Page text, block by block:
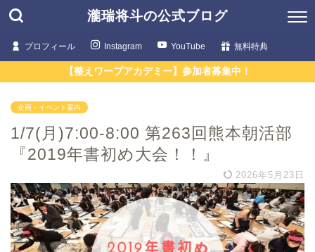
瀧瑞将斗の公式ブログ
プロフィール Instagram YouTube 無料特典
【整えワープアカデミー】参加者募集中！
企画・イベント案内
1/7(月)7:00-8:00 第263回熊本朝活部
『2019年書初め大会！！』
2026年5月23日